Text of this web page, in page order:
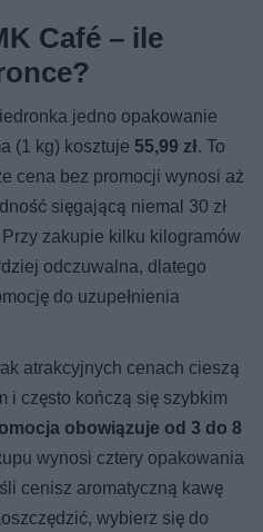
Café – ile
jedno opakowanie
(1 kg) kosztuje 55,99 zł. To
cena bez promocji wynosi aż
sięgającą niemal 30 zł
zakupie kilku kilogramów
odczuwalna, dlatego
do uzupełnienia
atrakcyjnych cenach cieszą
i często kończą się szybkim
obowiązuje od 3 do 8
wynosi cztery opakowania
cenisz aromatyczną kawę
wybierz się do